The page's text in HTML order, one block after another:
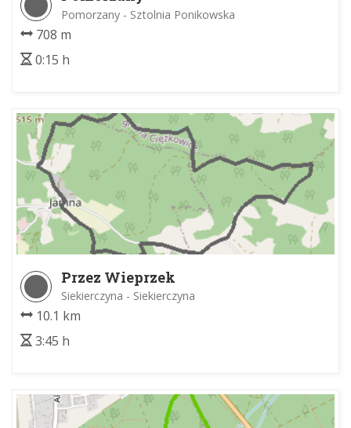
Pomorzany - Sztolnia Ponikowska
708 m
0:15 h
Przez Wieprzek
Siekierczyna - Siekierczyna
10.1 km
3:45 h